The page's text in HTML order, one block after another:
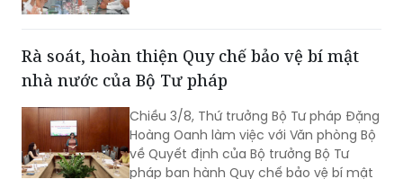
Việt Nam giai đoạn II” (EU JULE II), góp
phần nâng cao năng lực của các cơ
quan, tổ chức trong việc thực hiện các
quyền con người.
Rà soát, hoàn thiện Quy chế bảo vệ bí mật
nhà nước của Bộ Tư pháp
Chiều 3/8, Thứ trưởng Bộ Tư pháp Đặng
Hoàng Oanh làm việc với Văn phòng Bộ
về Quyết định của Bộ trưởng Bộ Tư
pháp ban hành Quy chế bảo vệ bí mật